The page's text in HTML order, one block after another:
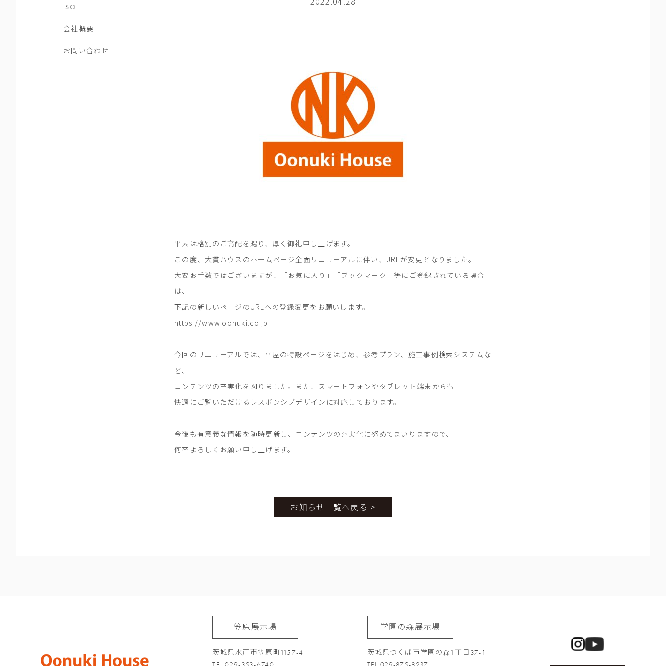
ISO
会社概要
お問い合わせ
平素は格別のご高配を賜り、厚く御礼申し上げます。
この度、大貫ハウスのホームページ全面リニューアルに伴い、URLが変更となりました。
大変お手数ではございますが、「お気に入り」「ブックマーク」等にご登録されている場合
は、
下記の新しいページのURLへの登録変更をお願いします。
https://www.oonuki.co.jp
今回のリニューアルでは、平屋の特設ページをはじめ、参考プラン、施工事例検索システムな
ど、
コンテンツの充実化を図りました。また、スマートフォンやタブレット端末からも
快適にご覧いただけるレスポンシブデザインに対応しております。
今後も有意義な情報を随時更新し、コンテンツの充実化に努めてまいりますので、
何卒よろしくお願い申し上げます。
お知らせ一覧へ戻る >
笠原展示場
茨城県水戸市笠原町1157-4
TEL 029-353-6740
学園の森展示場
茨城県つくば市学園の森1丁目37-1
TEL 029-875-8237